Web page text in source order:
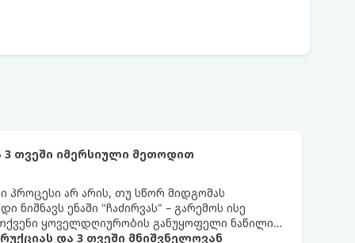
თვეში იმერსიული მეთოდით
არ არის, თუ სწორ მიდგომას
ნიშნავს ენაში "ჩაძირვას" – გარემოს ისე
ყოველდღიურობის განუყოფელი ნაწილი
და 3 თვეში მნიშვნელოვან